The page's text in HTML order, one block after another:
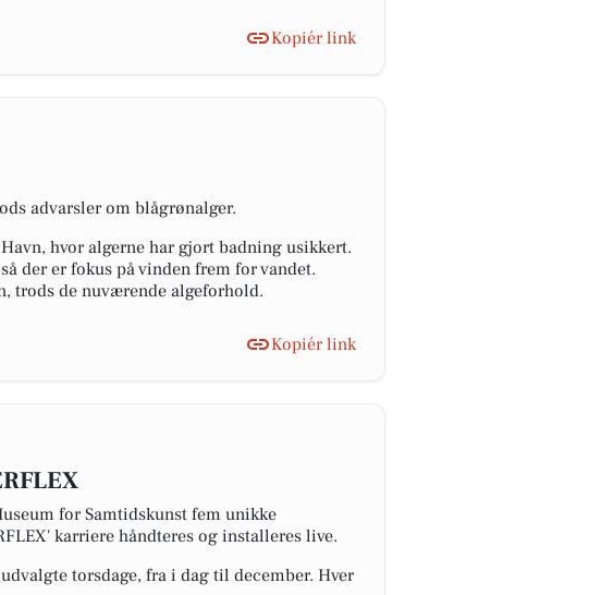
Kopiér link
advarsler om blågrønalger.
hvor algerne har gjort badning usikkert.
der er fokus på vinden frem for vandet.
trods de nuværende algeforhold.
Kopiér link
for Samtidskunst fem unikke
karriere håndteres og installeres live.
torsdage, fra i dag til december. Hver